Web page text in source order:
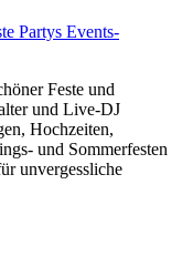
Feste und
und Live-DJ
Hochzeiten,
und Sommerfesten
unvergessliche